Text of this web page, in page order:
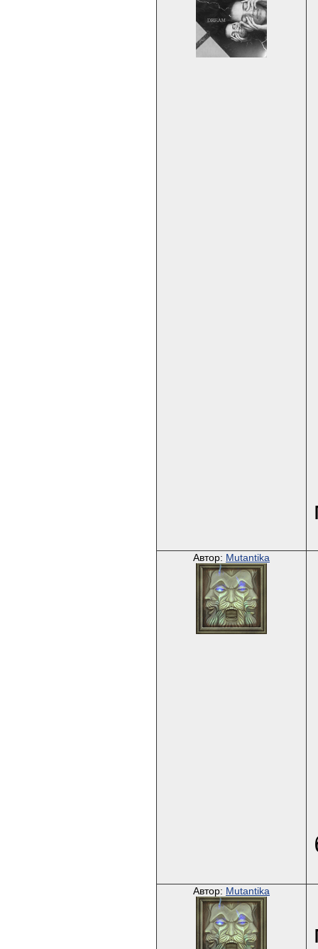
Автор: Mutantika
Автор: Mutantika